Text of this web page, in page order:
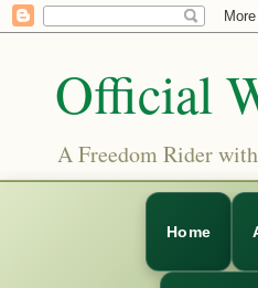
Official
A Freedom Rider
Home